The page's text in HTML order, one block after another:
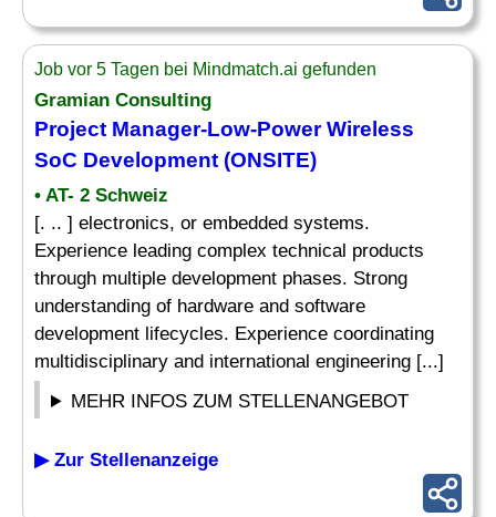
Job vor 5 Tagen bei Mindmatch.ai gefunden
Gramian Consulting
Project Manager-Low-Power Wireless
SoC Development (ONSITE)
• AT- 2 Schweiz
[. .. ] electronics, or embedded systems.
Experience leading complex technical products
through multiple development phases. Strong
understanding of hardware and software
development lifecycles. Experience coordinating
multidisciplinary and international engineering [...]
MEHR INFOS ZUM STELLENANGEBOT
▶ Zur Stellenanzeige